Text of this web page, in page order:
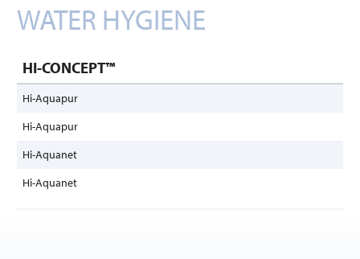
WATER HYGIENE
HI-CONCEPT™
Hi-Aquapur
Hi-Aquapur
Hi-Aquanet
Hi-Aquanet